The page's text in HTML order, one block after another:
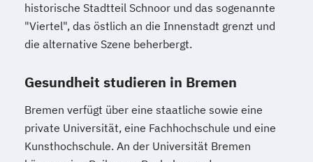
historische Stadtteil Schnoor und das sogenannte
"Viertel", das östlich an die Innenstadt grenzt und
die alternative Szene beherbergt.
Gesundheit studieren in Bremen
Bremen verfügt über eine staatliche sowie eine
private Universität, eine Fachhochschule und eine
Kunsthochschule. An der Universität Bremen